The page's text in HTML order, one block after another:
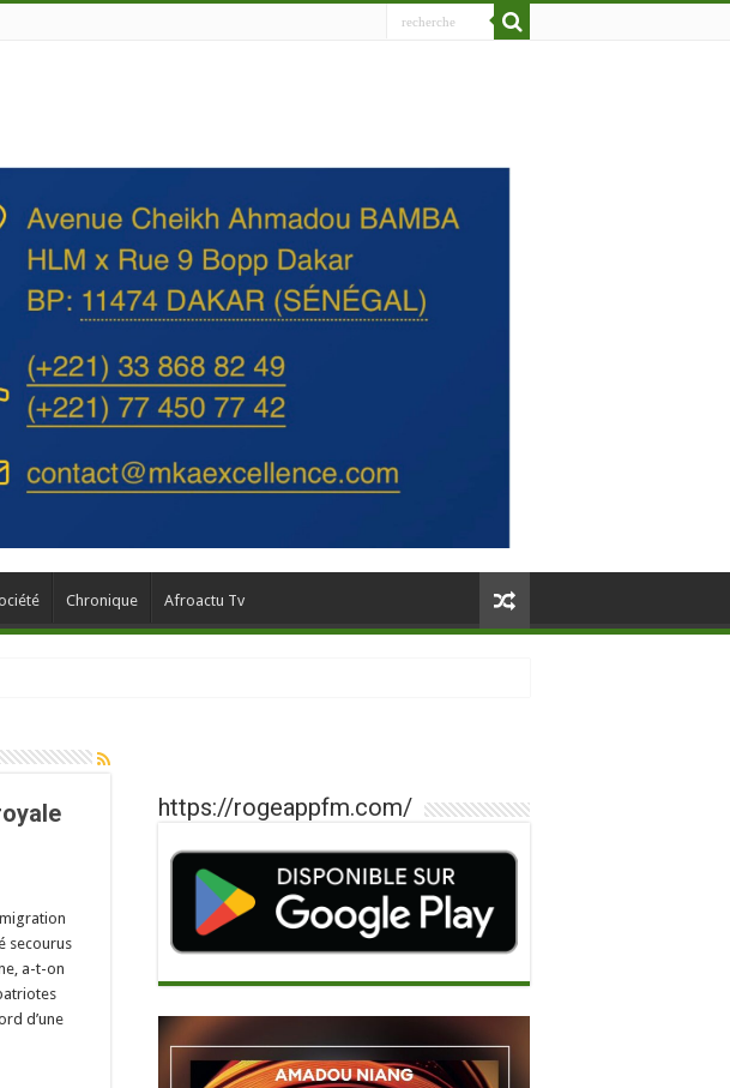
Chronique Afroactu Tv
secourus
a-t-on
d’une
https://rogeappfm.com/